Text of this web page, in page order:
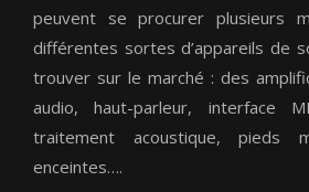
peuvent se procurer plusieurs
différentes sortes d’appareils de
trouver sur le marché : des
audio, haut-parleur, interface
traitement acoustique, pieds
enceintes….